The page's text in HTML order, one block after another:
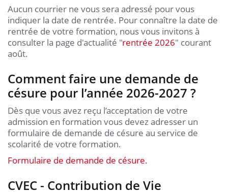
Aucun courrier ne vous sera adressé pour vous
indiquer la date de rentrée. Pour connaître la date de
rentrée de votre formation, nous vous invitons à
consulter la page d'actualité "rentrée 2026" courant
août.
Comment faire une demande de
césure pour l’année 2026-2027 ?
Dès que vous avez reçu l’acceptation de votre
admission en formation vous devez adresser un
formulaire de demande de césure au service de
scolarité de votre formation.
Formulaire de demande de césure.
CVEC - Contribution de Vie